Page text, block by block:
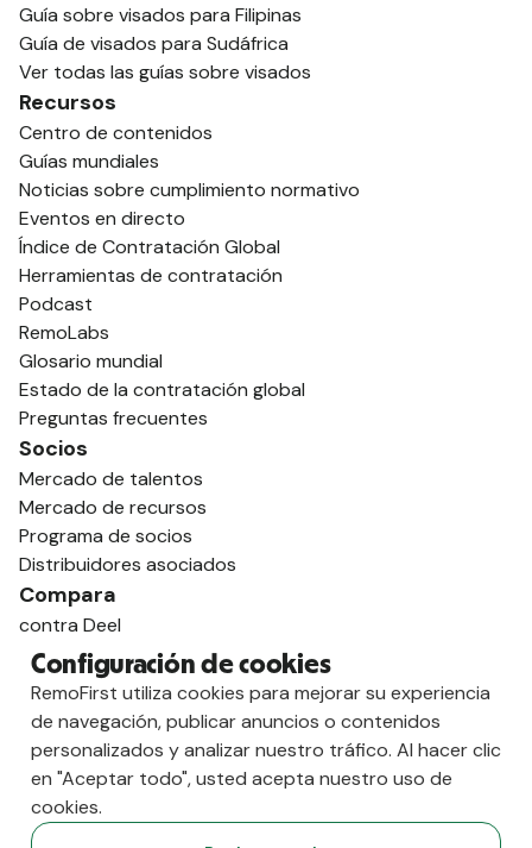
Guía sobre visados para Filipinas
Guía de visados para Sudáfrica
Ver todas las guías sobre visados
Recursos
Centro de contenidos
Guías mundiales
Noticias sobre cumplimiento normativo
Eventos en directo
Índice de Contratación Global
Herramientas de contratación
Podcast
RemoLabs
Glosario mundial
Estado de la contratación global
Preguntas frecuentes
Socios
Mercado de talentos
Mercado de recursos
Programa de socios
Distribuidores asociados
Compara
contra Deel
vs. Remoto
vs. Ostra
vs. Multiplicador
Configuración de cookies
RemoFirst utiliza cookies para mejorar su experiencia
de navegación, publicar anuncios o contenidos
personalizados y analizar nuestro tráfico. Al hacer clic
en "Aceptar todo", usted acepta nuestro uso de
cookies.